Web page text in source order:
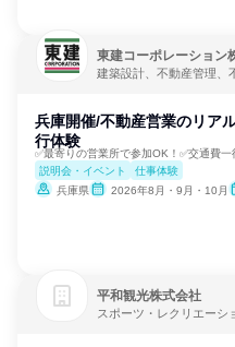
東建コーポレーション
建築設計、不動産管理、
兵庫開催/不動産営業のリア
行体験
✅最寄りの営業所で参加OK！✅交通費一
説明会・イベント
仕事体験
兵庫県
2026年8月・9月・10月
平和観光株式会社
スポーツ・レクリエーシ